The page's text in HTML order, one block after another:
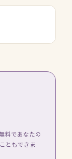
料であなたの
ともできま